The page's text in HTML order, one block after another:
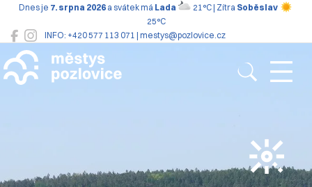
INFO: +420 577 113 071 | mestys@pozlovice.cz
Dnes je 7. srpna 2026 a svátek má Lada 21°C | Zítra Soběslav
25°C
Pozlovice